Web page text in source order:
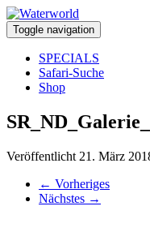
Toggle navigation
SPECIALS
Safari-Suche
Shop
Veröffentlicht 21. März
← Vorheriges
Nächstes →